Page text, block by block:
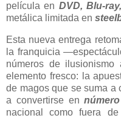
película en DVD, Blu-
metálica limitada en
Esta nueva entrega
la franquicia
números de
elemento fresco: la
de magos que se suma a
a convertirse en
nacional como fuera